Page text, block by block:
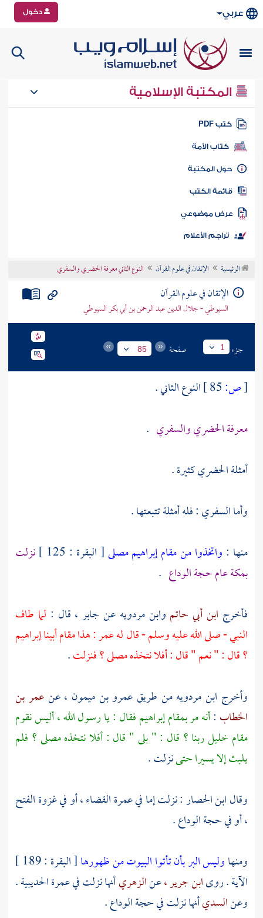
عربي دخول
المكتبة الإسلامية
كتب PDF
كتاب الأمة
المكتبة
الكتب
موضوعي
تراجم الأعلام
الرئيسية الإتقان في علوم القرآن النوع الثاني معرفة الحضري والسفري
الإتقان في علوم القرآن
السيوطي - جلال الدين عبد الرحمن بن أبي بكر السيوطي
جزء 1 صفحة 85
[ص:
النوع الثاني .
معرفة الحضري والسفري .
أمثلة الحضري كثيرة .
وأما السفري : فله أمثلة تتبعتها .
منها : واتخذوا من مقام إبراهيم مصلى[ البقرة : 125 ]
نزلت
بمكةعام حجة الوداع .
فأخرج ابن أبي حاتم وابن مردويه عن جابر ، قال : لما طاف
النبي - صلى الله عليه وسلم - قال لهعمر: هذا مقام أبيناإبراهيم
؟قال : " نعم " قال : أفلا نتخذه مصلى ؟ فنزلت.
وأخرج ابن مردويهمن طريقعمرو بن ميمون ،عنعمر بن
الخطاب :أنه مر بمقامإبراهيمفقال : يا رسول الله ، أليس نقوم
مقام خليل ربنا ؟ قال : " بلى " قال : أفلا نتخذه مصلى ؟ فلم
يلبث إلا يسيرا حتىنزلت .
وقالابن الحصار: نزلت إما في عمرة القضاء ، أو في غزوة الفتح
، أو في حجة الوداع .
ومنهاوليس البر بأن تأتوا البيوت من ظهورها
[ البقرة : 189 ]
الآية . روىابن جرير ،عنالزهريأنها نزلت في عمرةالحديبية.
وعنالسديأنها نزلت في حجة الوداع .